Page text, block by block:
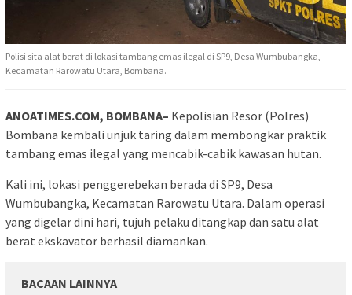
Polisi sita alat berat di lokasi tambang emas ilegal di SP9, Desa Wumbubangka,
Kecamatan Rarowatu Utara, Bombana.
ANOATIMES.COM, BOMBANA– Kepolisian Resor (Polres)
Bombana kembali unjuk taring dalam membongkar praktik
tambang emas ilegal yang mencabik-cabik kawasan hutan.
Kali ini, lokasi penggerebekan berada di SP9, Desa
Wumbubangka, Kecamatan Rarowatu Utara. Dalam operasi
yang digelar dini hari, tujuh pelaku ditangkap dan satu alat
berat ekskavator berhasil diamankan.
BACAAN LAINNYA